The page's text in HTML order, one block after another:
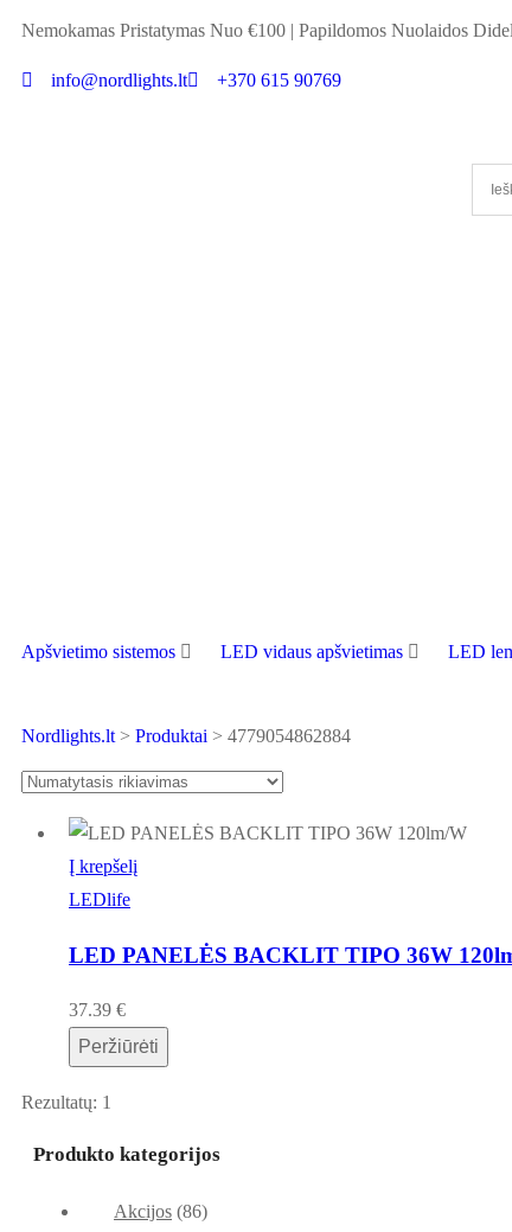
Nemokamas Pristatymas Nuo €100 | Papildomos Nuolaidos
info@nordlights.lt +370 615 90769
Apšvietimo sistemos LED vidaus apšvietimas LED
Nordlights.lt > Produktai > 4779054862884
Į krepšelį
LEDlife
LED PANELĖS BACKLIT TIPO 36W
37.39 €
Peržiūrėti
Rezultatų: 1
Produkto kategorijos
Akcijos (86)